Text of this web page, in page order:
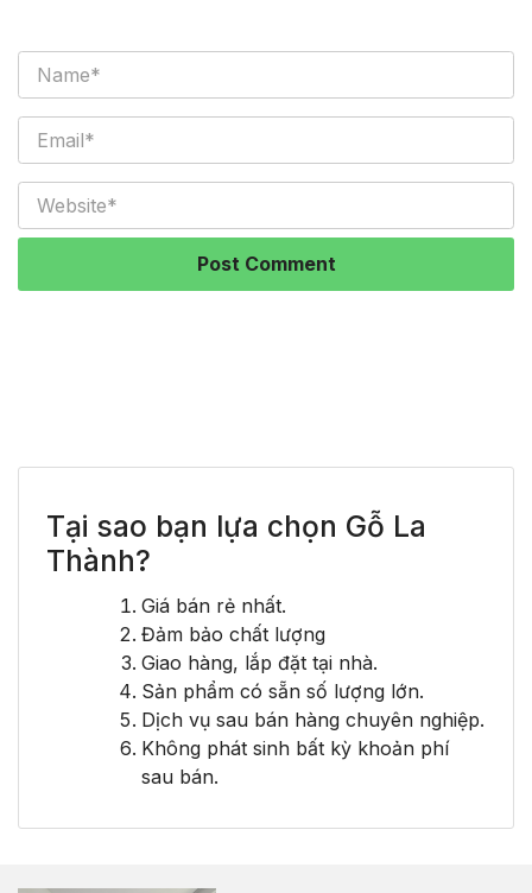
Tại sao bạn lựa chọn Gỗ La
Thành?
Giá bán rẻ nhất.
Đảm bảo chất lượng
Giao hàng, lắp đặt tại nhà.
Sản phẩm có sẵn số lượng lớn.
Dịch vụ sau bán hàng chuyên nghiệp.
Không phát sinh bất kỳ khoản phí
sau bán.